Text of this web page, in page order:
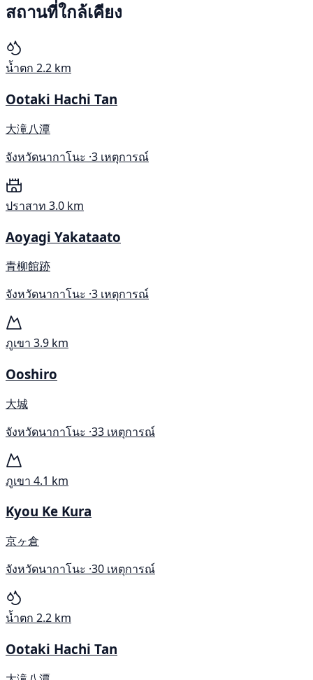
สถานที่ใกล้เคียง
น้ำตก 2.2 km
Ootaki Hachi Tan
大滝八潭
จังหวัดนากาโนะ ·3 เหตุการณ์
ปราสาท 3.0 km
Aoyagi Yakataato
青柳館跡
จังหวัดนากาโนะ ·3 เหตุการณ์
ภูเขา 3.9 km
Ooshiro
大城
จังหวัดนากาโนะ ·33 เหตุการณ์
ภูเขา 4.1 km
Kyou Ke Kura
京ヶ倉
จังหวัดนากาโนะ ·30 เหตุการณ์
น้ำตก 2.2 km
Ootaki Hachi Tan